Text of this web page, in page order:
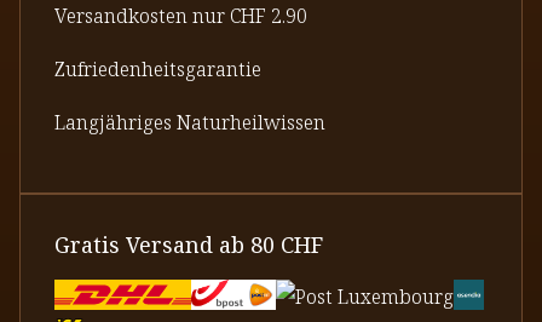
Versandkosten nur CHF 2.90
Zufriedenheitsgarantie
Langjähriges Naturheilwissen
Gratis Versand ab 80 CHF